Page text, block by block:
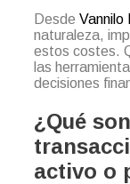
Desde Vannilo
naturaleza,
estos costes.
las
decisiones
¿Qué
activo o